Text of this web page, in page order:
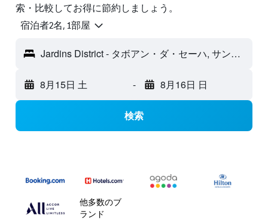
索・比較してお得に節約しましょう。
宿泊者2名, 1​部屋
Jardins District - タボアン・ダ・セーハ, サンパウロ州, ブラジル
8月15日 土 - 8月16日 日
検索
他多数のブ
ランド